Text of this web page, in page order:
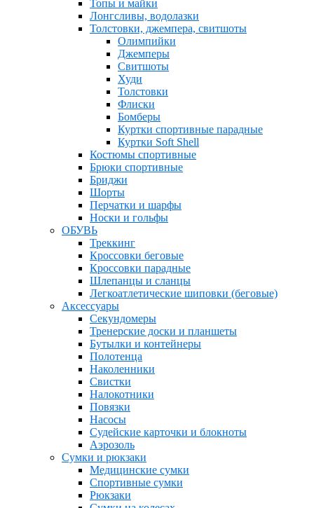
Топы и майки
Лонгсливы, водолазки
Толстовки, джемпера, свитшоты
Олимпийки
Джемперы
Свитшоты
Худи
Толстовки
Флиски
Бомберы
Куртки спортивные парадные
Куртки Soft Shell
Костюмы спортивные
Брюки спортивные
Бриджи
Шорты
Перчатки и шарфы
Носки и гольфы
ОБУВЬ
Треккинг
Кроссовки беговые
Кроссовки парадные
Шлепанцы и сланцы
Легкоатлетические шиповки (беговые)
Аксессуары
Секундомеры
Тренерские доски и планшеты
Бутылки и контейнеры
Полотенца
Наколенники
Свистки
Налокотники
Повязки
Насосы
Судейские карточки и блокноты
Аэрозоль
Сумки и рюкзаки
Медицинские сумки
Спортивные сумки
Рюкзаки